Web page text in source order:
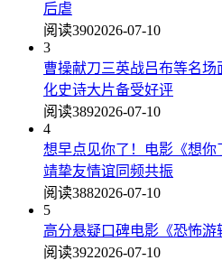
后虐
阅读3902026-07-10
3
曹操献刀三英战吕布等名
化史诗大片备受好评
阅读3892026-07-10
4
想早点见你了！电影《想你
靖挚友情谊同频共振
阅读3882026-07-10
5
高分悬疑口碑电影《恐怖游
阅读3922026-07-10